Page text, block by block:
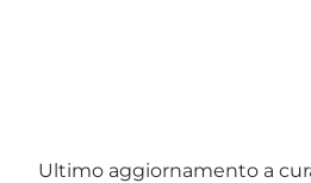
Ultimo aggiornamento a